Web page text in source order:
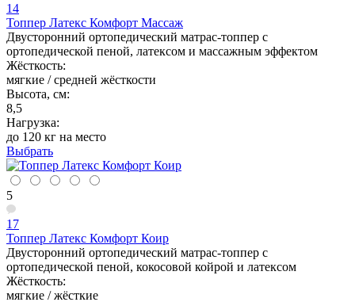
14
Топпер Латекс Комфорт Массаж
Двусторонний ортопедический матрас-топпер с
ортопедической пеной, латексом и массажным эффектом
Жёсткость:
мягкие / средней жёсткости
Высота, см:
8,5
Нагрузка:
до 120 кг на место
Выбрать
5
17
Топпер Латекс Комфорт Коир
Двусторонний ортопедический матрас-топпер с
ортопедической пеной, кокосовой койрой и латексом
Жёсткость:
мягкие / жёсткие